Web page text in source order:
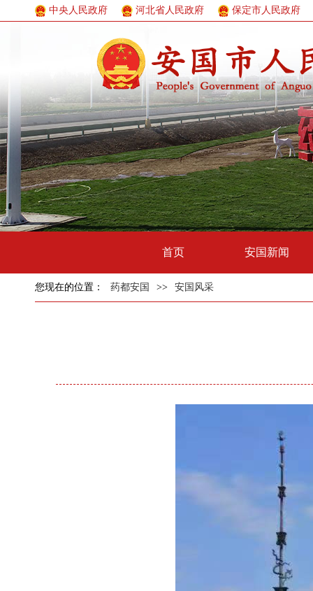
中央人民政府 河北省人民政府 保定市人民政府
首页 安国新闻
您现在的位置： 药都安国 >> 安国风采